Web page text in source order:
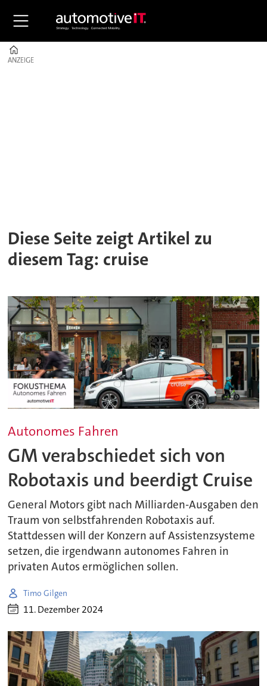
ANZEIGE
ANZEIGE
Diese Seite zeigt Artikel zu
diesem Tag: cruise
Autonomes Fahren
GM verabschiedet sich von
Robotaxis und beerdigt Cruise
General Motors gibt nach Milliarden-Ausgaben den
Traum von selbstfahrenden Robotaxis auf.
Stattdessen will der Konzern auf Assistenzsysteme
setzen, die irgendwann autonomes Fahren in
privaten Autos ermöglichen sollen.
Timo Gilgen
11. Dezember 2024